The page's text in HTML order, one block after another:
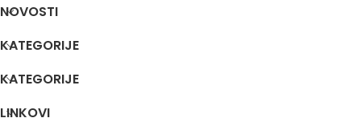
NOVOSTI
KATEGORIJE
KATEGORIJE
LINKOVI